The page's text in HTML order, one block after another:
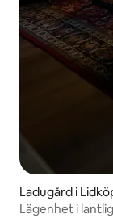
Ladugård i
Lägenhet i